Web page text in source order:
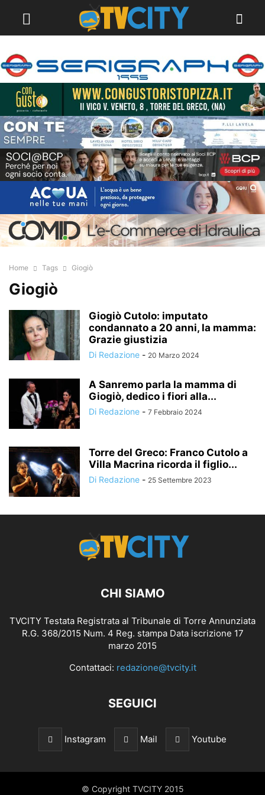
Home Tags Giogiò
Giogiò
Giogiò Cutolo: imputato
condannato a 20 anni, la mamma:
Grazie giustizia
Di Redazione - 20 Marzo 2024
A Sanremo parla la mamma di
Giogiò, dedico i fiori alla...
Di Redazione - 7 Febbraio 2024
Torre del Greco: Franco Cutolo a
Villa Macrina ricorda il figlio...
Di Redazione - 25 Settembre 2023
CHI SIAMO
TVCITY Testata Registrata al Tribunale di Torre Annunziata
R.G. 368/2015 Num. 4 Reg. stampa Data iscrizione 17
marzo 2015
Contattaci: redazione@tvcity.it
SEGUICI
Instagram Mail Youtube
© Copyright TVCITY 2015